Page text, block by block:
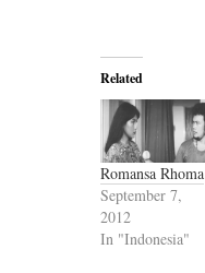
Related
Romansa Rhoma
September 7,
2012
In "Indonesia"